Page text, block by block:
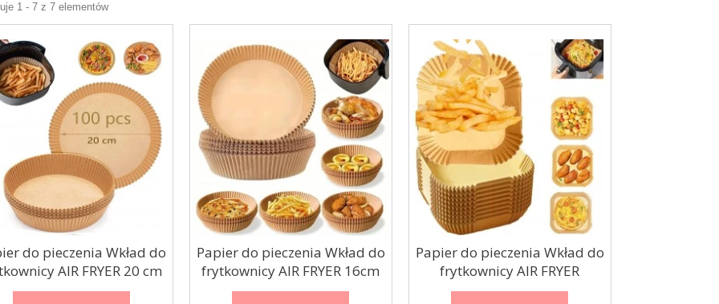
Organza / bieżnik
Srebrny nadruk
biała 48cmx9m
Girlanda balonowa
czarno-złota
200cm
Organza / bieżnik
Paseczki złote
48cmx9m
1 - 7 z 7 elementów
do pieczenia Wkład do
AIR FRYER 20 cm
Papier do pieczenia Wkład do
frytkownicy AIR FRYER 16cm
100szt
Papier do pieczenia Wkład do
frytkownicy AIR FRYER
16x20cm